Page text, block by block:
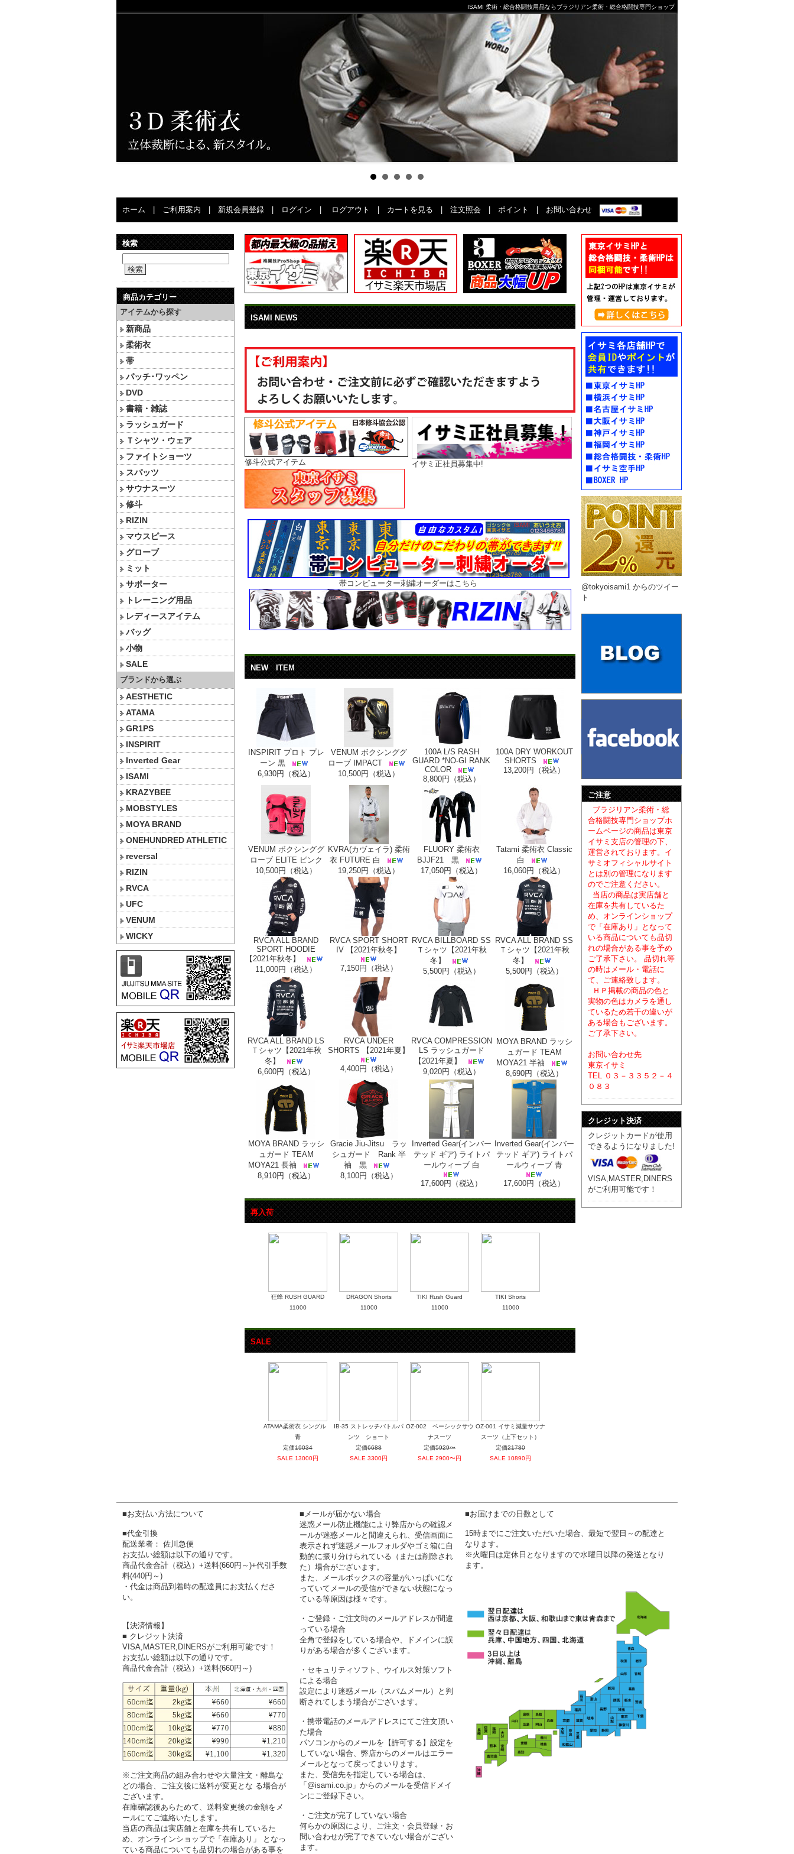
ISAMI 柔術・総合格闘技用品ならブラジリアン柔術・総合格闘技専門ショップ
ホーム ご利用案内 新規会員登録 ログイン ログアウト カートを見る 注文照会 ポイント お問い合わせ
検索
検索
商品カテゴリー
アイテムから探す
新商品
柔術衣
帯
パッチ･ワッペン
DVD
書籍・雑誌
ラッシュガード
Ｔシャツ・ウェア
ファイトショーツ
スパッツ
サウナスーツ
修斗
RIZIN
マウスピース
グローブ
ミット
サポーター
トレーニング用品
レディースアイテム
バッグ
小物
SALE
ブランドから選ぶ
AESTHETIC
ATAMA
GR1PS
INSPIRIT
Inverted Gear
ISAMI
KRAZYBEE
MOBSTYLES
MOYA BRAND
ONEHUNDRED ATHLETIC
reversal
RIZIN
RVCA
UFC
VENUM
WICKY
ISAMI NEWS
修斗公式アイテム イサミ正社員募集中!
帯コンピューター刺繍オーダーはこちら
NEW ITEM
INSPIRIT プロト プレ
ーン 黒
6,930円（税込）
VENUM ボクシンググ
ローブ IMPACT
10,500円（税込）
100A L/S RASH
GUARD *NO-GI RANK
COLOR
8,800円（税込）
100A DRY WORKOUT
SHORTS
13,200円（税込）
VENUM ボクシンググ
ローブ ELITE ピンク
10,500円（税込）
KVRA(カヴェイラ) 柔術
衣 FUTURE 白
19,250円（税込）
FLUORY 柔術衣
BJJF21 黒
17,050円（税込）
Tatami 柔術衣 Classic
白
16,060円（税込）
RVCA ALL BRAND
SPORT HOODIE
【2021年秋冬】
11,000円（税込）
RVCA SPORT SHORT
IV 【2021年秋冬】
7,150円（税込）
RVCA BILLBOARD SS
Ｔシャツ【2021年秋
冬】
5,500円（税込）
RVCA ALL BRAND SS
Ｔシャツ【2021年秋
冬】
5,500円（税込）
RVCA ALL BRAND LS
Ｔシャツ【2021年秋
冬】
6,600円（税込）
RVCA UNDER
SHORTS 【2021年夏】
4,400円（税込）
RVCA COMPRESSION
LS ラッシュガード
【2021年夏】
9,020円（税込）
MOYA BRAND ラッシ
ュガード TEAM
MOYA21 半袖
8,690円（税込）
MOYA BRAND ラッシ
ュガード TEAM
MOYA21 長袖
8,910円（税込）
Gracie Jiu-Jitsu ラッ
シュガード Rank 半
袖 黒
8,100円（税込）
Inverted Gear(インバー
テッド ギア) ライトパ
ールウィーブ 白
17,600円（税込）
Inverted Gear(インバー
テッド ギア) ライトパ
ールウィーブ 青
17,600円（税込）
再入荷
狂蜂 RUSH GUARD
11000
DRAGON Shorts
11000
TIKI Rush Guard
11000
TIKI Shorts
11000
SALE
ATAMA柔術衣 シングル
青
定価19034
SALE 13000円
IB-35 ストレッチバトルパ
ンツ ショート
定価6688
SALE 3300円
OZ-002 ベーシックサウ
ナスーツ
定価5929〜
SALE 2900〜円
OZ-001 イサミ減量サウナ
スーツ（上下セット）
定価21780
SALE 10890円
@tokyoisami1 からのツイー
ト
ご注意
ブラジリアン柔術・総
合格闘技専門ショップホ
ームページの商品は東京
イサミ支店の管理の下、
運営されております。イ
サミオフィシャルサイト
とは別の管理になります
のでご注意ください。
当店の商品は実店舗と
在庫を共有しているた
め、オンラインショップ
で「在庫あり」となって
いる商品についても品切
れの場合がある事を予め
ご了承下さい。 品切れ等
の時はメール・電話に
て、ご連絡致します。
ＨＰ掲載の商品の色と
実物の色はカメラを通し
ているため若干の違いが
ある場合もございます。
ご了承下さい。
お問い合わせ先
東京イサミ
TEL ０３－３３５２－４
０８３
クレジット決済
クレジットカードが使用
できるようになりました!
VISA,MASTER,DINERS
がご利用可能です！
■お支払い方法について
■代金引換
配送業者： 佐川急便
お支払い総額は以下の通りです。
商品代金合計（税込）+送料(660円～)+代引手数
料(440円～)
・代金は商品到着時の配達員にお支払くださ
い。
【決済情報】
■ クレジット決済
VISA,MASTER,DINERSがご利用可能です！
お支払い総額は以下の通りです。
商品代金合計（税込）+送料(660円～)
※ご注文商品の組み合わせや大量注文・離島な
どの場合、ご注文後に送料が変更とな る場合が
ございます。
在庫確認後あらためて、送料変更後の金額をメ
ールにてご連絡いたします。
当店の商品は実店舗と在庫を共有しているた
め、オンラインショップで「在庫あり」 となっ
ている商品についても品切れの場合がある事を
■メールが届かない場合
迷惑メール防止機能により弊店からの確認メ
ールが迷惑メールと間違えられ、受信画面に
表示されず迷惑メールフォルダやゴミ箱に自
動的に振り分けられている（または削除され
た）場合がございます。
また、メールボックスの容量がいっぱいにな
っていてメールの受信ができない状態になっ
ている等原因は様々です。
・ご登録・ご注文時のメールアドレスが間違
っている場合
全角で登録をしている場合や、ドメインに誤
りがある場合が多くございます。
・セキュリティソフト、ウイルス対策ソフト
による場合
設定により迷惑メール（スパムメール）と判
断されてしまう場合がございます。
・携帯電話のメールアドレスにてご注文頂い
た場合
パソコンからのメールを【許可する】設定を
していない場合、弊店からのメールはエラー
メールとなって戻ってまいります。
また、受信先を指定している場合は、
「@isami.co.jp」からのメールを受信ドメイ
ンにご登録下さい。
・ご注文が完了していない場合
何らかの原因により、ご注文・会員登録・お
問い合わせが完了できていない場合がござい
ます。
■お届けまでの日数として
15時までにご注文いただいた場合、最短で翌日～の配達と
なります。
※火曜日は定休日となりますので水曜日以降の発送となり
ます。